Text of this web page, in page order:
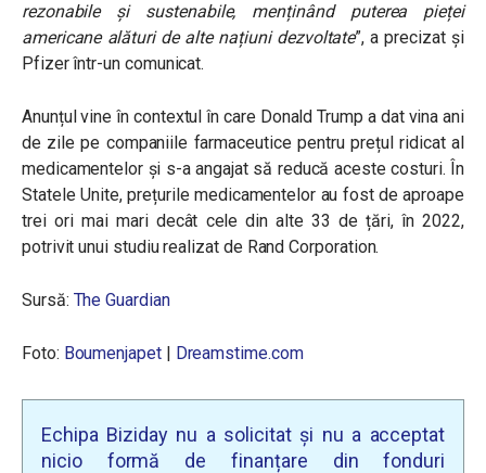
rezonabile și sustenabile, menținând puterea pieței
americane alături de alte națiuni dezvoltate”, a precizat și
Pfizer într-un comunicat.
Anunțul vine în contextul în care Donald Trump a dat vina ani
de zile pe companiile farmaceutice pentru prețul ridicat al
medicamentelor și s-a angajat să reducă aceste costuri. În
Statele Unite, prețurile medicamentelor au fost de aproape
trei ori mai mari decât cele din alte 33 de țări, în 2022,
potrivit unui studiu realizat de Rand Corporation.
Sursă: The Guardian
Foto: Boumenjapet| Dreamstime.com
Echipa Biziday nu a solicitat și nu a acceptat
nicio formă de finanțare din fonduri